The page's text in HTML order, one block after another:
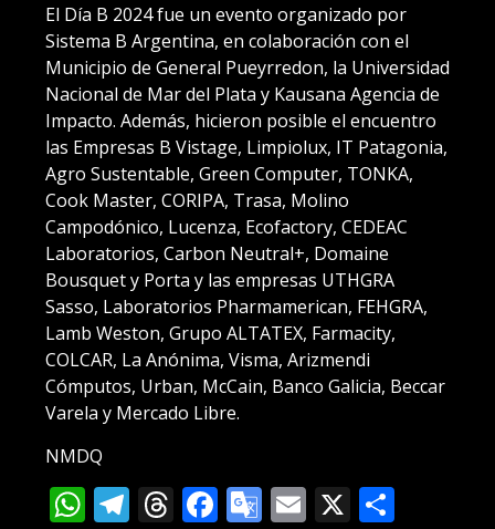
El Día B 2024 fue un evento organizado por
Sistema B Argentina, en colaboración con el
Municipio de General Pueyrredon, la Universidad
Nacional de Mar del Plata y Kausana Agencia de
Impacto. Además, hicieron posible el encuentro
las Empresas B Vistage, Limpiolux, IT Patagonia,
Agro Sustentable, Green Computer, TONKA,
Cook Master, CORIPA, Trasa, Molino
Campodónico, Lucenza, Ecofactory, CEDEAC
Laboratorios, Carbon Neutral+, Domaine
Bousquet y Porta y las empresas UTHGRA
Sasso, Laboratorios Pharmamerican, FEHGRA,
Lamb Weston, Grupo ALTATEX, Farmacity,
COLCAR, La Anónima, Visma, Arizmendi
Cómputos, Urban, McCain, Banco Galicia, Beccar
Varela y Mercado Libre.
NMDQ
WhatsApp
Telegram
Threads
Facebook
Google
Email
X